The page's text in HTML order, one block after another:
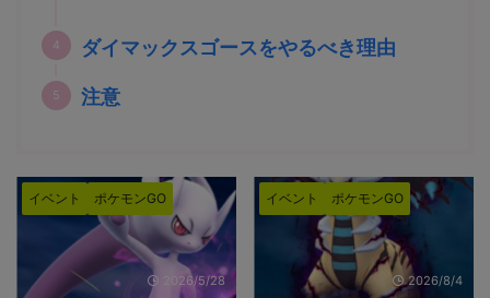
ダイマックスゴースをやるべき理由
注意
イベント ポケモンGO
2026/5/28
イベント ポケモンGO
2026/8/4